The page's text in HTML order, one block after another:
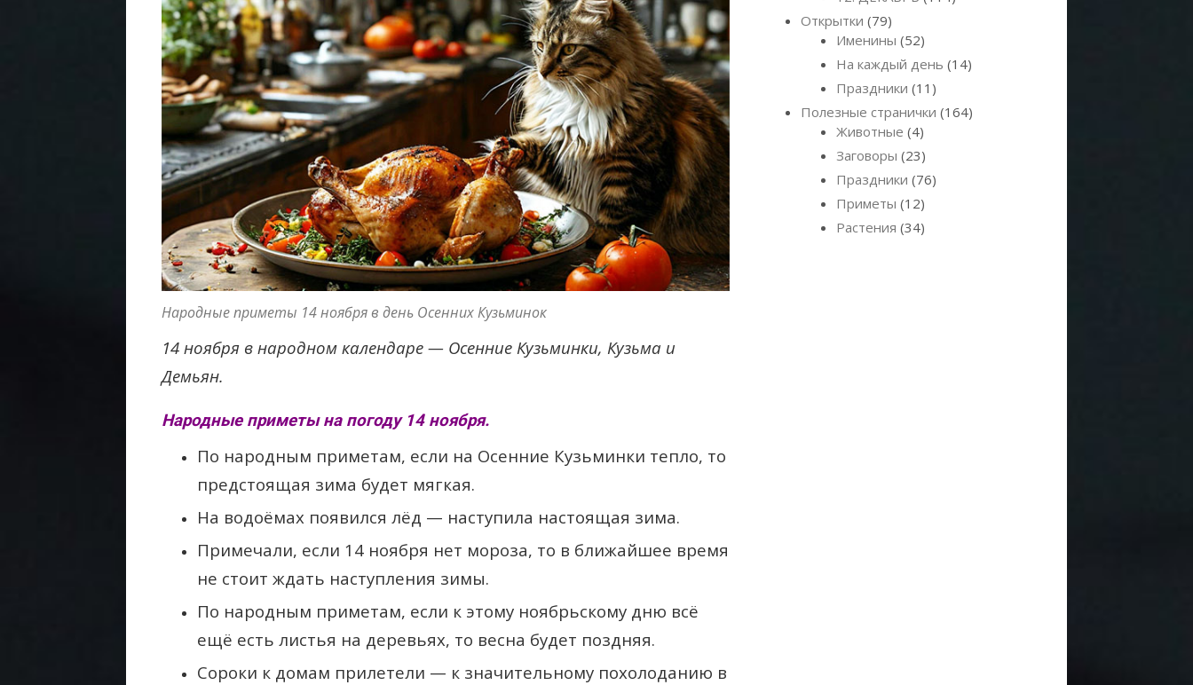
Народные приметы 14 ноября в день Осенних Кузьминок
14 ноября в народном календаре — Осенние Кузьминки, Кузьма и
Демьян.
Народные приметы на погоду 14 ноября.
По народным приметам, если на Осенние Кузьминки тепло, то
предстоящая зима будет мягкая.
На водоёмах появился лёд — наступила настоящая зима.
Примечали, если 14 ноября нет мороза, то в ближайшее время
не стоит ждать наступления зимы.
По народным приметам, если к этому ноябрьскому дню всё
ещё есть листья на деревьях, то весна будет поздняя.
Сороки к домам прилетели — к значительному похолоданию в
Открытки (79)
Именины (52)
На каждый день (14)
Праздники (11)
Полезные странички (164)
Животные (4)
Заговоры (23)
Праздники (76)
Приметы (12)
Растения (34)